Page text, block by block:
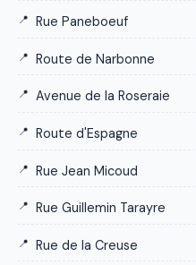
Rue Paneboeuf
Route de Narbonne
Avenue de la Roseraie
Route d'Espagne
Rue Jean Micoud
Rue Guillemin Tarayre
Rue de la Creuse